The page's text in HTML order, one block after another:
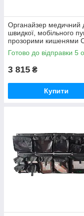
Органайзер медичний
швидкої, мобільного
прозорими кишенями
Варіант 2+3
Готово до відправки 5
3 815 ₴
Купити